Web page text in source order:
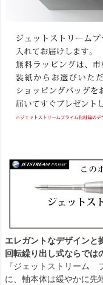
エレガントなデザインと
回転繰り出し式ならでは
『ジェットストリーム
に、軸本体は緩やかに先